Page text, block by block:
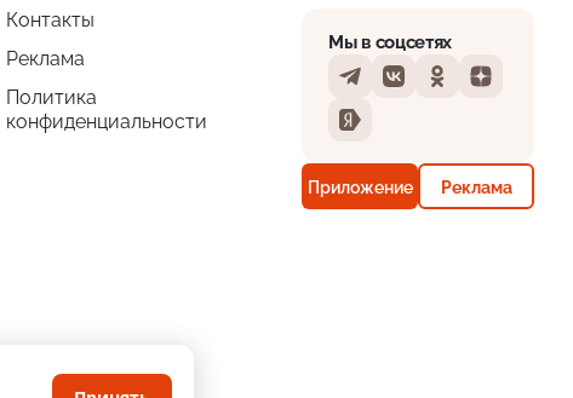
Контакты
Реклама
Политика
конфиденциальности
Мы в соцсетях
TelegramVKontakteOdnoklassniki
Dzen
Yandex
Приложение Реклама